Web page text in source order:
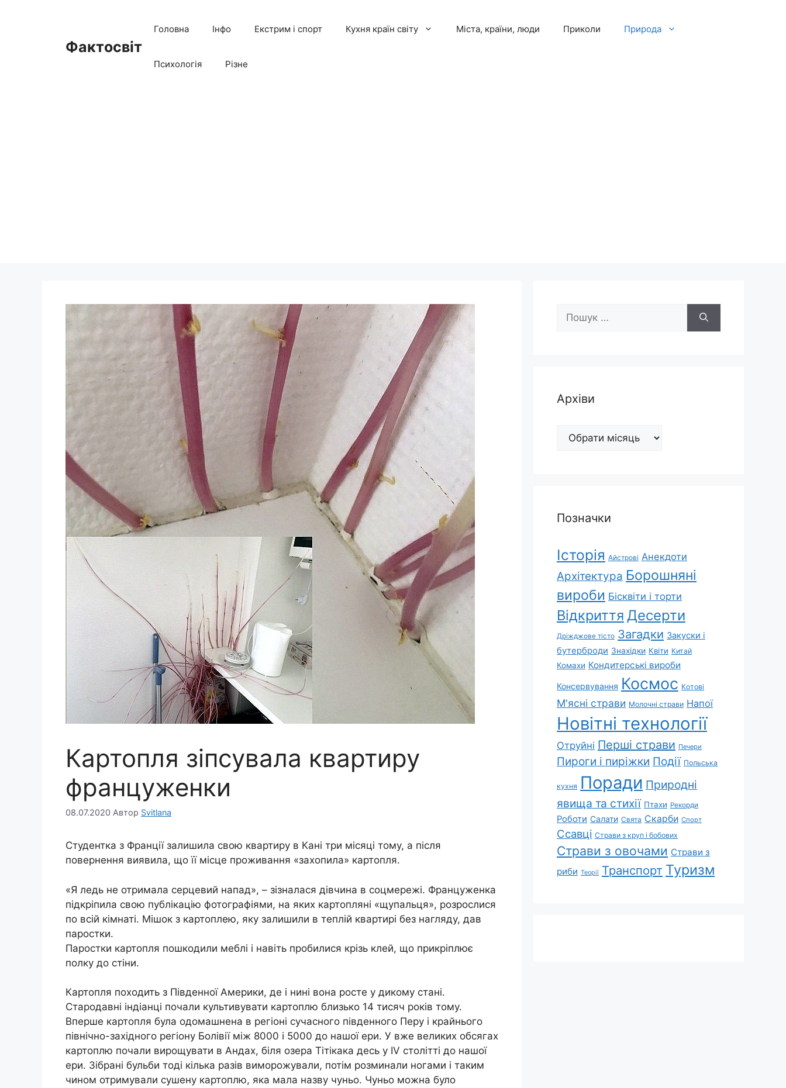
Фактосвіт
Головна Інфо Екстрим і спорт Кухня країн світу Міста, країни, люди Приколи Природа
Психологія Різне
Картопля зіпсувала квартиру
француженки
08.07.2020 Автор Svitlana
Студентка з Франції залишила свою квартиру в Кані три місяці тому, а після
повернення виявила, що її місце проживання «захопила» картопля.
«Я ледь не отримала серцевий напад», – зізналася дівчина в соцмережі. Француженка
підкріпила свою публікацію фотографіями, на яких картопляні «щупальця», розрослися
по всій кімнаті. Мішок з картоплею, яку залишили в теплій квартирі без нагляду, дав
паростки.
Паростки картопля пошкодили меблі і навіть пробилися крізь клей, що прикріплює
полку до стіни.
Картопля походить з Південної Америки, де і нині вона росте у дикому стані.
Стародавні індіанці почали культивувати картоплю близько 14 тисяч років тому.
Вперше картопля була одомашнена в регіоні сучасного південного Перу і крайнього
північно-західного регіону Болівії між 8000 і 5000 до нашої ери. У вже великих обсягах
картоплю почали вирощувати в Андах, біля озера Тітікака десь у IV столітті до нашої
ери. Зібрані бульби тоді кілька разів виморожували, потім розминали ногами і таким
чином отримували сушену картоплю, яка мала назву чуньо. Чуньо можна було
Пошук:
Архіви
Архіви
Позначки
Історія Айстрові Анекдоти
Архітектура Борошняні
вироби Бісквіти і торти
Відкриття Десерти
Дріжджове тісто Загадки Закуски і
бутерброди Знахідки Квіти Китай
Комахи Кондитерські вироби
Консервування Космос Котові
М'ясні страви Молочні страви Напої
Новітні технології
Отруйні Перші страви Печери
Пироги і пиріжки Події Польська
кухня Поради Природні
явища та стихії Птахи Рекорди
Роботи Салати Свята Скарби Спорт
Ссавці Страви з круп і бобових
Страви з овочами Страви з
риби Теорії Транспорт Туризм